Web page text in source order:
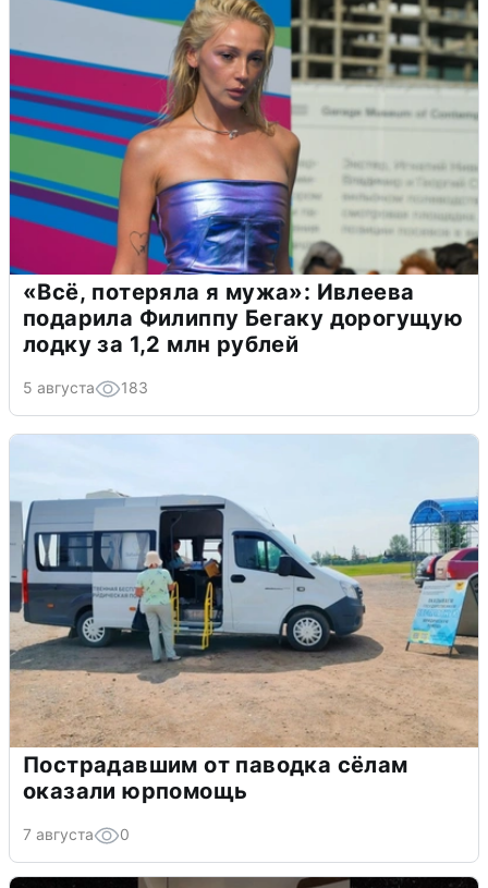
«Всё, потеряла я мужа»: Ивлеева
подарила Филиппу Бегаку дорогущую
лодку за 1,2 млн рублей
5 августа 183
Пострадавшим от паводка сёлам
оказали юрпомощь
7 августа 0